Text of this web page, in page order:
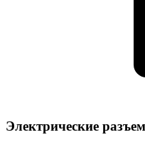
Электрические